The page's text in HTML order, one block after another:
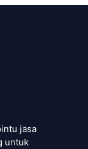
jasa
untuk